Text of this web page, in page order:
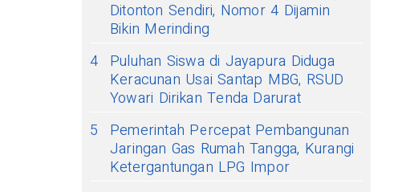
Ditonton Sendiri, Nomor 4 Dijamin
Bikin Merinding
4 Puluhan Siswa di Jayapura Diduga
Keracunan Usai Santap MBG, RSUD
Yowari Dirikan Tenda Darurat
5
Pemerintah Percepat Pembangunan
Jaringan Gas Rumah Tangga, Kurangi
Ketergantungan LPG Impor